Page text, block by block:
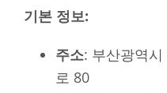
기본 정보:
주소: 부산광역
로 80